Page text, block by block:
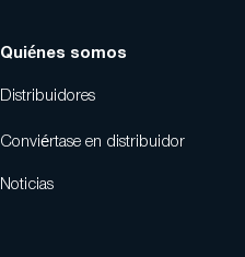
Quiénes somos
Distribuidores
Conviértase en distribuidor
Noticias